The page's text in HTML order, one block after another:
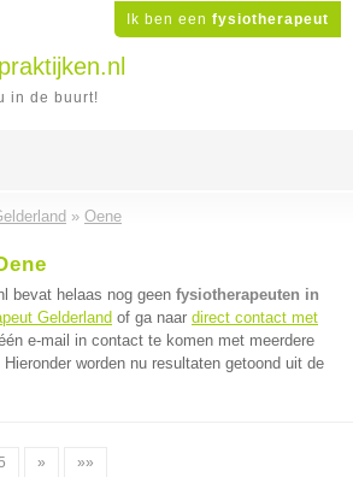
Ik ben een fysiotherapeut
in de buurt!
» Oene
bevat helaas nog geen fysiotherapeuten in
Gelderland of ga naar direct contact met
e-mail in contact te komen met meerdere
worden nu resultaten getoond uit de
» »»